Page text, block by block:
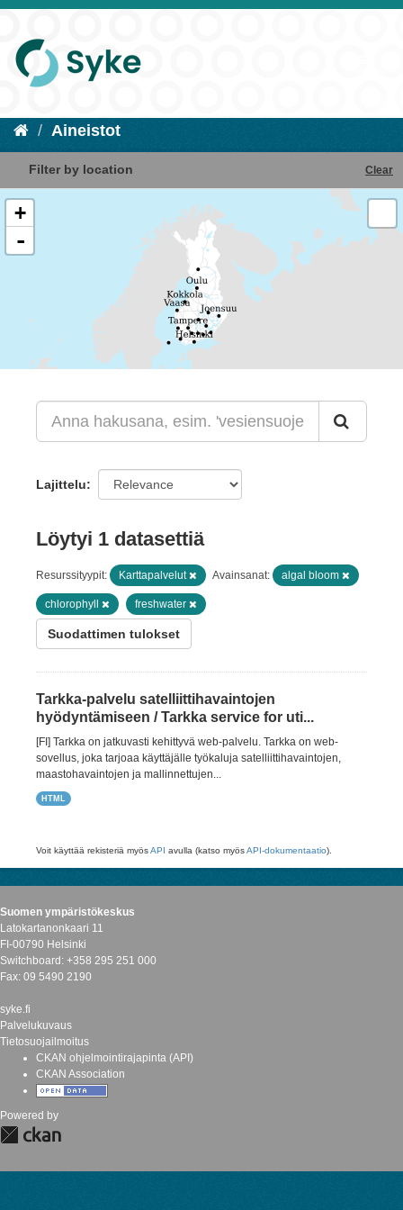
Aineistot
Filter by location Clear
+
-
Lajittelu
Löytyi 1 datasettiä
Resurssityypit: Karttapalvelut Avainsanat: algal bloom
chlorophyll freshwater
Suodattimen tulokset
Tarkka-palvelu satelliittihavaintojen
hyödyntämiseen / Tarkka service for uti...
[FI] Tarkka on jatkuvasti kehittyvä web-palvelu. Tarkka on web-
sovellus, joka tarjoaa käyttäjälle työkaluja satelliittihavaintojen,
maastohavaintojen ja mallinnettujen...
HTML
Voit käyttää rekisteriä myösAPI avulla (katso myösAPI-dokumentaatio).
Suomen ympäristökeskus
Latokartanonkaari 11
FI-00790 Helsinki
Switchboard: +358 295 251 000
Fax: 09 5490 2190
syke.fi
Palvelukuvaus
Tietosuojailmoitus
CKAN ohjelmointirajapinta (API)
CKAN Association
Powered by